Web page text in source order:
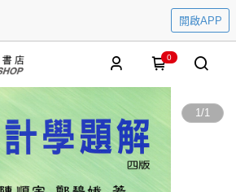
開啟APP
0
1/1